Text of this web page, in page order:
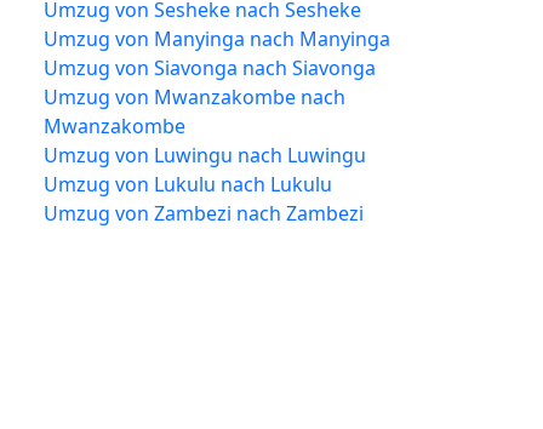
Umzug von Sesheke nach Sesheke
Umzug von Manyinga nach Manyinga
Umzug von Siavonga nach Siavonga
Umzug von Mwanzakombe nach
Mwanzakombe
Umzug von Luwingu nach Luwingu
Umzug von Lukulu nach Lukulu
Umzug von Zambezi nach Zambezi